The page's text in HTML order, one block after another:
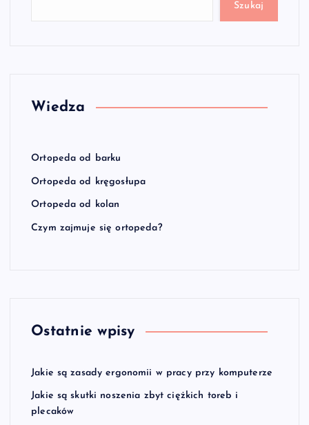
Szukaj
Wiedza
Ortopeda od barku
Ortopeda od kręgosłupa
Ortopeda od kolan
Czym zajmuje się ortopeda?
Ostatnie wpisy
Jakie są zasady ergonomii w pracy przy komputerze
Jakie są skutki noszenia zbyt ciężkich toreb i
plecaków